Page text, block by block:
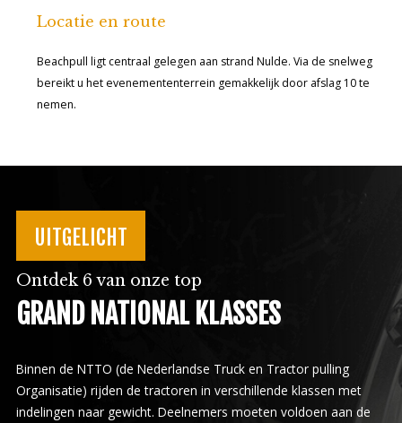
Locatie en route
Beachpull ligt centraal gelegen aan strand Nulde. Via de snelweg
bereikt u het evenemententerrein gemakkelijk door afslag 10 te
nemen.
UITGELICHT
Ontdek 6 van onze top
GRAND NATIONAL KLASSES
Binnen de NTTO (de Nederlandse Truck en Tractor pulling
Organisatie) rijden de tractoren in verschillende klassen met
indelingen naar gewicht. Deelnemers moeten voldoen aan de